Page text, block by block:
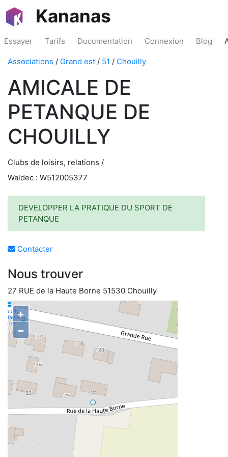
Kananas
Essayer Tarifs Documentation Connexion Blog
Associations / Grand est / 51 / Chouilly
AMICALE DE
PETANQUE DE
CHOUILLY
Clubs de loisirs, relations /
Waldec : W512005377
DEVELOPPER LA PRATIQUE DU SPORT DE
PETANQUE
Contacter
Nous trouver
27 RUE de la Haute Borne 51530 Chouilly
+
−